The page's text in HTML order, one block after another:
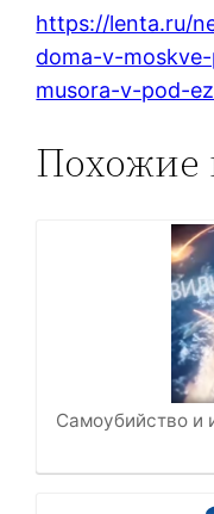
https://lenta.ru/
doma-v-
musora-v-pod-
Похожие
Самоубийство и